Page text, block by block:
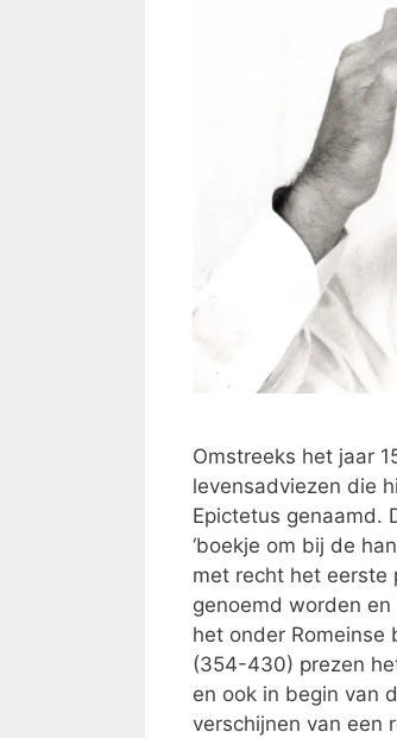
Omstreeks het jaar
levensadviezen die
Epictetus genaamd.
‘boekje om bij de
met recht het eerste
genoemd worden
het onder Romeinse
(354-430) prezen
en ook in begin van
verschijnen van een